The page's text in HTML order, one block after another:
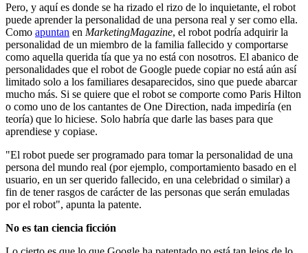
Pero, y aquí es donde se ha rizado el rizo de lo inquietante, el robot
puede aprender la personalidad de una persona real y ser como ella.
Como apuntan en MarketingMagazine, el robot podría adquirir la
personalidad de un miembro de la familia fallecido y comportarse
como aquella querida tía que ya no está con nosotros. El abanico de
personalidades que el robot de Google puede copiar no está aún así
limitado solo a los familiares desaparecidos, sino que puede abarcar
mucho más. Si se quiere que el robot se comporte como Paris Hilton
o como uno de los cantantes de One Direction, nada impediría (en
teoría) que lo hiciese. Solo habría que darle las bases para que
aprendiese y copiase.
"El robot puede ser programado para tomar la personalidad de una
persona del mundo real (por ejemplo, comportamiento basado en el
usuario, en un ser querido fallecido, en una celebridad o similar) a
fin de tener rasgos de carácter de las personas que serán emuladas
por el robot", apunta la patente.
No es tan ciencia ficción